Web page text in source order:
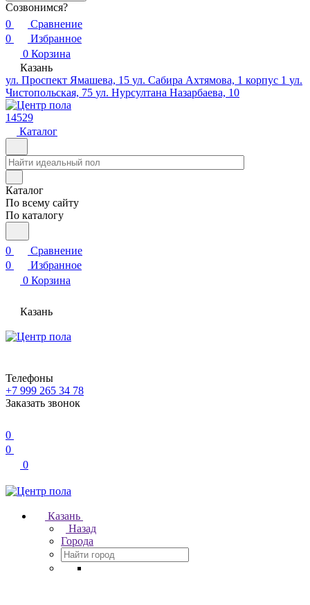
Созвонимся?
0
Сравнение
0
Избранное
0 Корзина
Казань
ул. Проспект Ямашева, 15 ул. Сабира Ахтямова, 1 корпус 1 ул.
Чистопольская, 75 ул. Нурсултана Назарбаева, 10
14529
Каталог
Каталог
По всему сайту
По каталогу
0
Сравнение
0
Избранное
0 Корзина
Казань
Телефоны
+7 999 265 34 78
Заказать звонок
0
0
0
Казань
Назад
Города